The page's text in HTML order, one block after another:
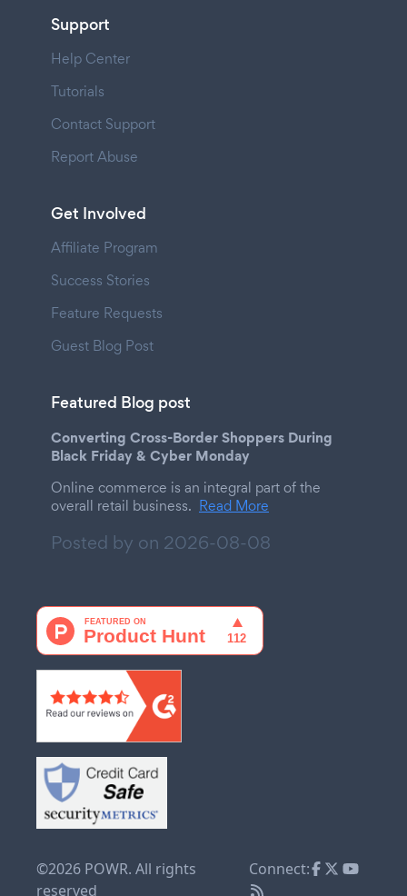
Support
Help Center
Tutorials
Contact Support
Report Abuse
Get Involved
Affiliate Program
Success Stories
Feature Requests
Guest Blog Post
Featured Blog post
Converting Cross-Border Shoppers During
Black Friday & Cyber Monday
Online commerce is an integral part of the
overall retail business. Read More
Posted by on 2026-08-08
©2026 POWR. All rights
reserved
Connect: